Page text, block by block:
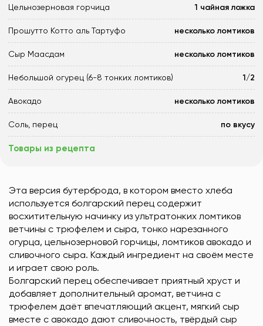
Эта версия бутерброда, в котором вместо хлеба
используется болгарский перец содержит
восхитительную начинку из ультратонких ломтиков
ветчины с трюфелем и сыра, тонко нарезанного
огурца, цельнозерновой горчицы, ломтиков авокадо и
сливочного сыра. Каждый ингредиент на своём месте
и играет свою роль.
Болгарский перец обеспечивает приятный хруст и
добавляет дополнительный аромат, ветчина с
трюфелем даёт впечатляющий акцент, мягкий сыр
вместе с авокадо дают сливочность, твёрдый сыр
Цельнозерновая горчица 1 чайная ложка
Прошутто Котто аль Тартуфо несколько ломтиков
Сыр Маасдам несколько ломтиков
Небольшой огурец (6-8 тонких ломтиков) 1/2
Авокадо несколько ломтиков
Соль, перец по вкусу
Товары из рецепта